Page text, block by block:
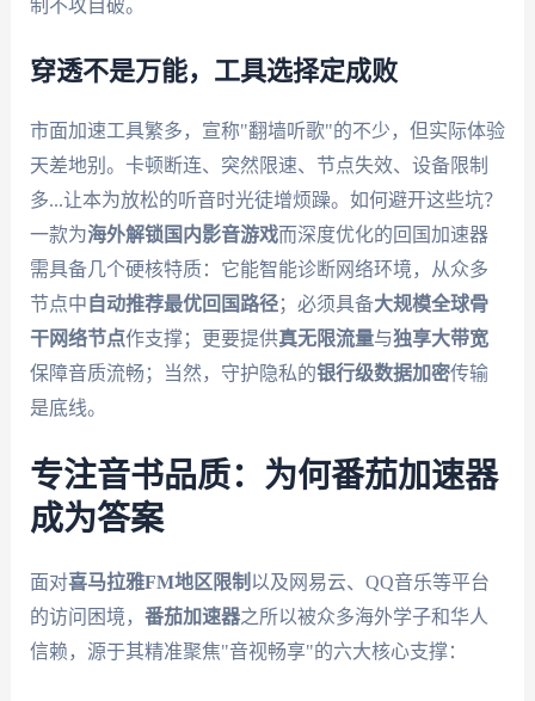
制不攻自破。
穿透不是万能，工具选择定成败
市面加速工具繁多，宣称"翻墙听歌"的不少，但实际体验
天差地别。卡顿断连、突然限速、节点失效、设备限制
多...让本为放松的听音时光徒增烦躁。如何避开这些坑？
一款为海外解锁国内影音游戏而深度优化的回国加速器
需具备几个硬核特质：它能智能诊断网络环境，从众多
节点中 自动推荐最优回国路径；必须具备大规模全球骨
干网络节点作支撑；更要提供真无限流量与独享大带宽
保障音质流畅；当然，守护隐私的银行级数据加密传输
是底线。
专注音书品质：为何番茄加速器
成为答案
面对喜马拉雅FM地区限制 以及网易云、QQ音乐等平台
的访问困境， 番茄加速器之所以被众多海外学子和华人
信赖，源于其精准聚焦"音视畅享"的六大核心支撑：